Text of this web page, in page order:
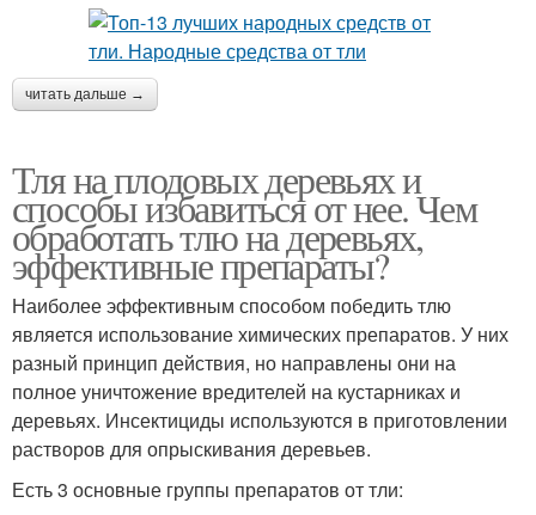
читать дальше →
Тля на плодовых деревьях и
способы избавиться от нее. Чем
обработать тлю на деревьях,
эффективные препараты?
Наиболее эффективным способом победить тлю
является использование химических препаратов. У них
разный принцип действия, но направлены они на
полное уничтожение вредителей на кустарниках и
деревьях. Инсектициды используются в приготовлении
растворов для опрыскивания деревьев.
Есть 3 основные группы препаратов от тли: